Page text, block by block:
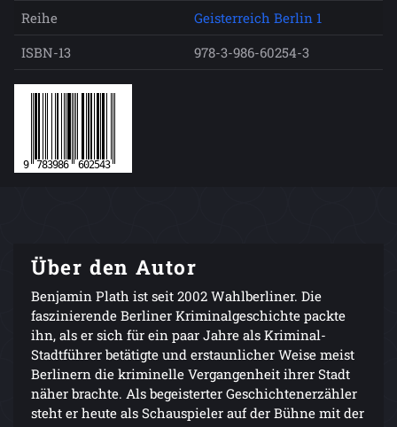
Reihe
Geisterreich Berlin 1
ISBN-13
978-3-986-60254-3
Über den Autor
Benjamin Plath ist seit 2002 Wahlberliner. Die
faszinierende Berliner Kriminalgeschichte packte
ihn, als er sich für ein paar Jahre als Kriminal-
Stadtführer betätigte und erstaunlicher Weise meist
Berlinern die kriminelle Vergangenheit ihrer Stadt
näher brachte. Als begeisterter Geschichtenerzähler
steht er heute als Schauspieler auf der Bühne mit der